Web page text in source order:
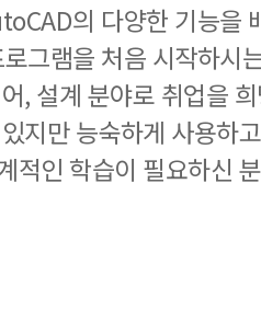
의 다양한 기능을
그램을 처음 시작하시
, 설계 분야로 취업을
지만 능숙하게 사용하
적인 학습이 필요하신 분